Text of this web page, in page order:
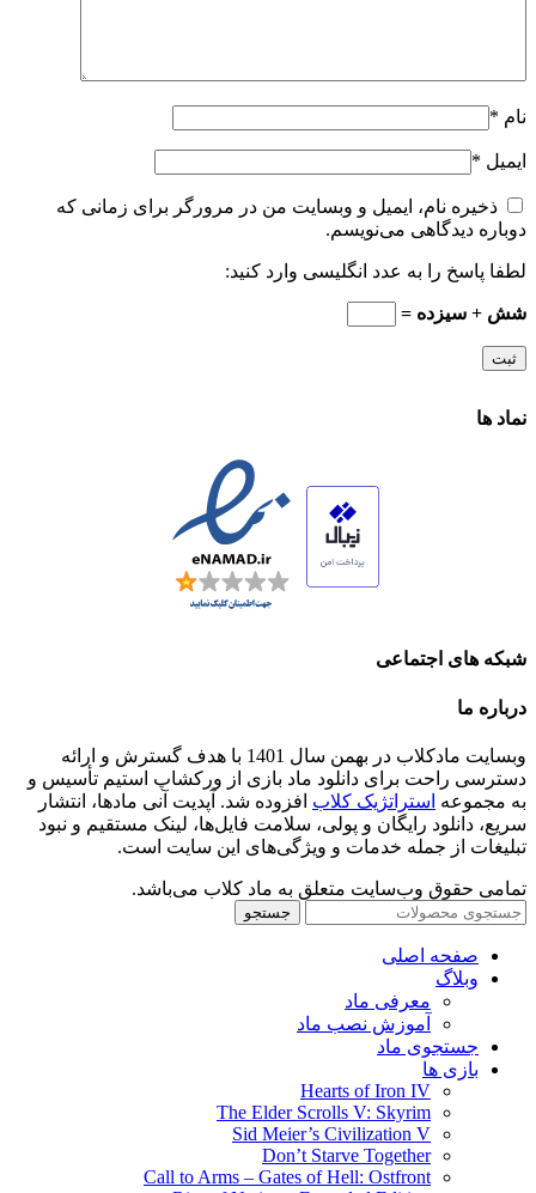
نام *
ایمیل *
ذخیره نام، ایمیل و وبسایت من در مرورگر برای زمانی که
دوباره دیدگاهی می‌نویسم.
لطفا پاسخ را به عدد انگلیسی وارد کنید:
شش + سیزده =
نماد ها
شبکه های اجتماعی
درباره ما
وبسایت مادکلاب در بهمن سال 1401 با هدف گسترش و ارائه
دسترسی راحت برای دانلود ماد بازی از ورکشاپ استیم تأسیس و
به مجموعه استراتژیک کلاب افزوده شد. آپدیت آنی مادها، انتشار
سریع، دانلود رایگان و پولی، سلامت فایل‌ها، لینک مستقیم و نبود
تبلیغات از جمله خدمات و ویژگی‌های این سایت است.
تمامی حقوق وب‌سایت متعلق به ماد کلاب می‌باشد.
جستجو
صفحه اصلی
وبلاگ
معرفی ماد
آموزش نصب ماد
جستجوی ماد
بازی ها
Hearts of Iron IV
The Elder Scrolls V: Skyrim
Sid Meier’s Civilization V
Don’t Starve Together
Call to Arms – Gates of Hell: Ostfront